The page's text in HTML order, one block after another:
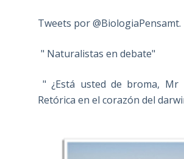
Tweets por @BiologiaPensamt.
" Naturalistas en debate"
" ¿Está usted de broma, Mr
Retórica en el corazón del